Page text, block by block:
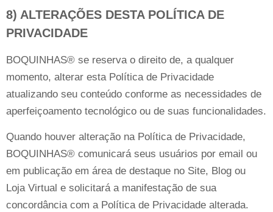
8) ALTERAÇÕES DESTA POLÍTICA DE
PRIVACIDADE
BOQUINHAS® se reserva o direito de, a qualquer
momento, alterar esta Política de Privacidade
atualizando seu conteúdo conforme as necessidades de
aperfeiçoamento tecnológico ou de suas funcionalidades.
Quando houver alteração na Política de Privacidade,
BOQUINHAS® comunicará seus usuários por email ou
em publicação em área de destaque no Site, Blog ou
Loja Virtual e solicitará a manifestação de sua
concordância com a Política de Privacidade alterada.